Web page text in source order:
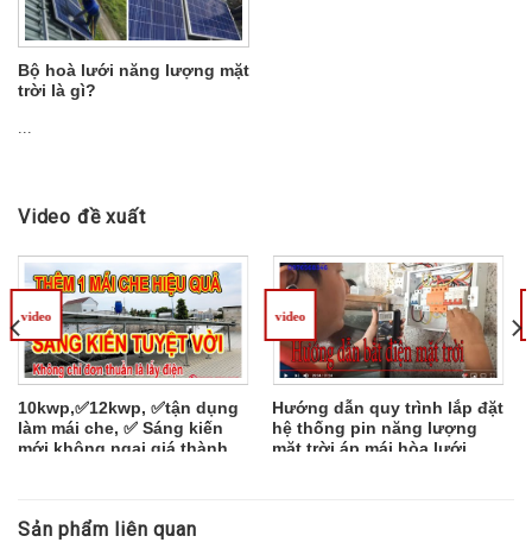
Bộ hoà lưới năng lượng mặt
trời là gì?
...
Video đề xuất
10kwp,✅12kwp, ✅tận dụng
làm mái che, ✅ Sáng kiến
mới không ngại giá thành
video
Hướng dẫn quy trình lắp đặt
hệ thống pin năng lượng
mặt trời áp mái hòa lưới
video
Sản phẩm liên quan